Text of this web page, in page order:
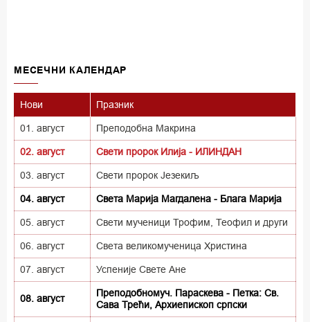
MECEЧНИ КАЛЕНДАР
Нови Празник
01. август Преподобна Макрина
02. август Свети пророк Илија - ИЛИНДАН
03. август Свети пророк Језекиљ
04. август Света Марија Магдалена - Блага Марија
05. август Свети мученици Трофим, Теофил и други
06. август Света великомученица Христина
07. август Успеније Свете Ане
08. август
Преподобномуч. Параскева - Петка: Св.
Сава Трећи, Архиепископ српски